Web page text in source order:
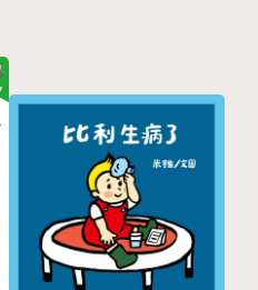
，雖然有時候也會不小心
歡祂呢？
尖牙，不時噴著酸液，易
發現為人類小孩寫故事，
情平靜，勇氣提升！於是